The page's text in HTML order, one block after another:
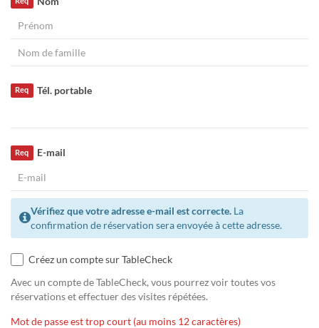
Tél. portable
Req
E-mail
Req
Vérifiez que votre adresse e-mail est correcte. La
confirmation de réservation sera envoyée à cette adresse.
Créez un compte sur TableCheck
Avec un compte de TableCheck, vous pourrez voir toutes vos
réservations et effectuer des visites répétées.
Mot de passe est trop court (au moins 12 caractères)